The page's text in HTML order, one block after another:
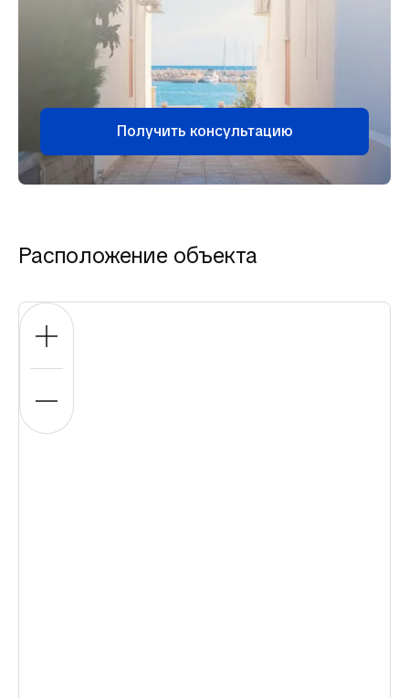
Получить консультацию
Расположение объекта